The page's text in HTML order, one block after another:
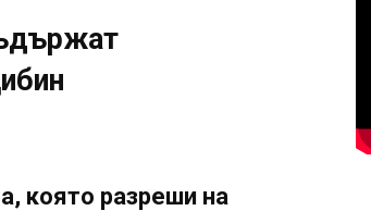
която разреши на